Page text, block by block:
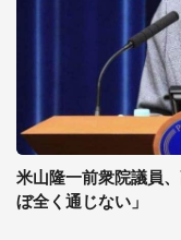
米山隆一前衆院議員
ぼ全く通じない」